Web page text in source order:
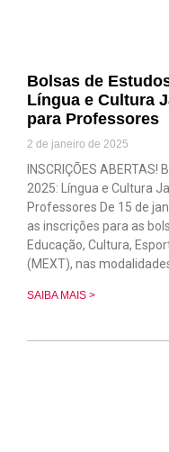
Bolsas de
Língua e Cultura
para Professores
2 de janeiro de 2025
INSCRIÇÕES
2025: Língua e Cultura
Professores De 15 de
as inscrições para as
Educação, Cultura,
(MEXT), nas
SAIBA MAIS >